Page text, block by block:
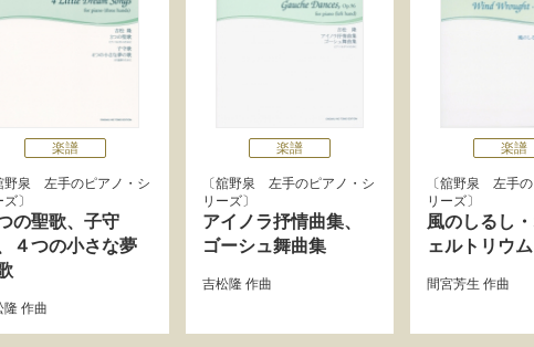
楽譜
野泉 左手のピアノ・シ
ズ
の聖歌、子守
４つの小さな夢
隆 作曲
楽譜
舘野泉 左手のピアノ・シ
リーズ
アイノラ抒情曲集、
ゴーシュ舞曲集
吉松隆 作曲
楽譜
舘野泉 左手の
リーズ
風のしるし
ェルトリウム
間宮芳生 作曲